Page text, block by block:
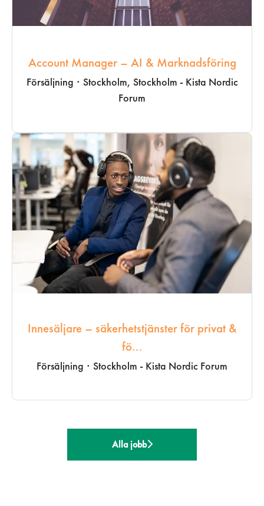
Account Manager – AI & Marknadsföring
Försäljning · Stockholm, Stockholm - Kista Nordic
Forum
Innesäljare – säkerhetstjänster för privat &
fö...
Försäljning · Stockholm - Kista Nordic Forum
Alla jobb